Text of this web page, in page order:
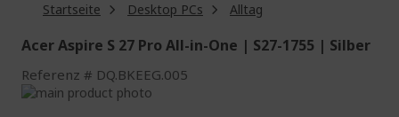
Startseite Desktop PCs Alltag
Acer Aspire S 27 Pro All-in-One | S27-1755 | Silber
Referenz DQ.BKEEG.005
Zum